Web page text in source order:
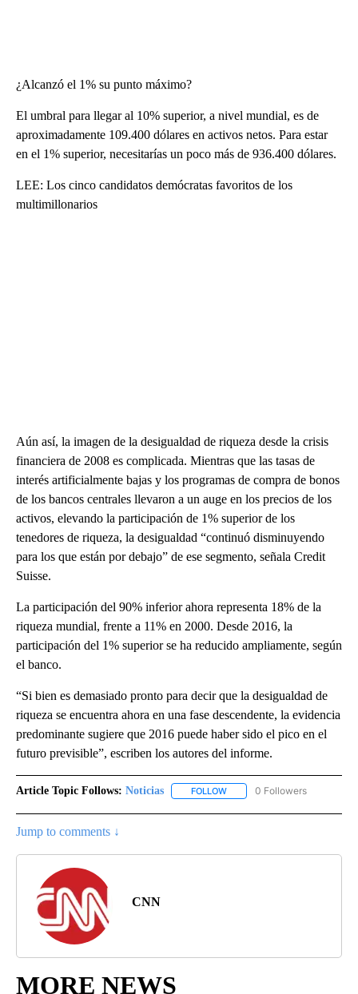
¿Alcanzó el 1% su punto máximo?
El umbral para llegar al 10% superior, a nivel mundial, es de
aproximadamente 109.400 dólares en activos netos. Para estar
en el 1% superior, necesitarías un poco más de 936.400 dólares.
LEE: Los cinco candidatos demócratas favoritos de los
multimillonarios
Aún así, la imagen de la desigualdad de riqueza desde la crisis
financiera de 2008 es complicada. Mientras que las tasas de
interés artificialmente bajas y los programas de compra de bonos
de los bancos centrales llevaron a un auge en los precios de los
activos, elevando la participación de 1% superior de los
tenedores de riqueza, la desigualdad “continuó disminuyendo
para los que están por debajo” de ese segmento, señala Credit
Suisse.
La participación del 90% inferior ahora representa 18% de la
riqueza mundial, frente a 11% en 2000. Desde 2016, la
participación del 1% superior se ha reducido ampliamente, según
el banco.
“Si bien es demasiado pronto para decir que la desigualdad de
riqueza se encuentra ahora en una fase descendente, la evidencia
predominante sugiere que 2016 puede haber sido el pico en el
futuro previsible”, escriben los autores del informe.
Article Topic Follows: Noticias FOLLOW FOLLOW "NOTICIAS" TO
0 Followers
Jump to comments ↓
CNN
MORE NEWS